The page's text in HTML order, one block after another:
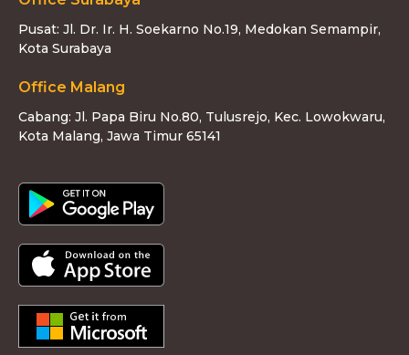
Pusat: Jl. Dr. Ir. H. Soekarno No.19, Medokan Semampir,
Kota Surabaya
Office Malang
Cabang: Jl. Papa Biru No.80, Tulusrejo, Kec. Lowokwaru,
Kota Malang, Jawa Timur 65141